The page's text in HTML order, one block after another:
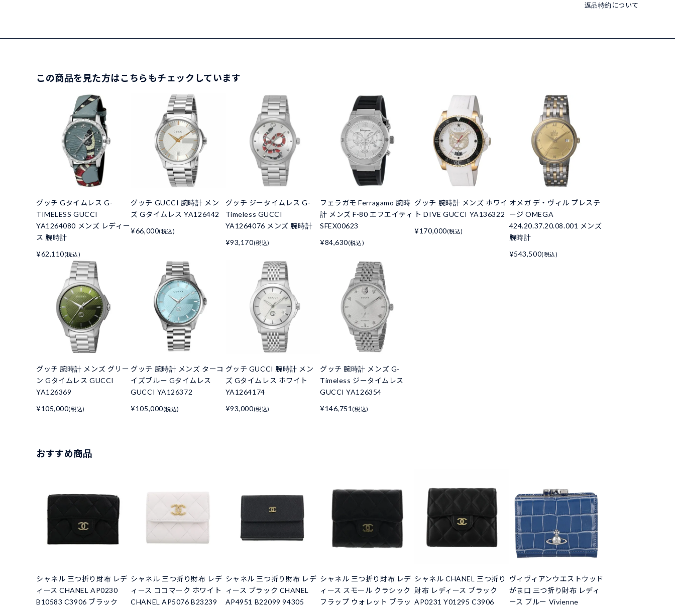
返品特約について
この商品を見た方はこちらもチェックしています
グッチ Gタイムレス G-
TIMELESS GUCCI
YA1264080 メンズ レディー
ス 腕時計
¥62,110(税込)
グッチ GUCCI 腕時計 メン
ズ Gタイムレス YA126442
¥66,000(税込)
グッチ ジータイムレス G-
Timeless GUCCI
YA1264076 メンズ 腕時計
¥93,170(税込)
フェラガモ Ferragamo 腕時
計 メンズ F-80 エフエイティ
SFEX00623
¥84,630(税込)
グッチ 腕時計 メンズ ホワイ
ト DIVE GUCCI YA136322
¥170,000(税込)
オメガ デ・ヴィル プレステ
ージ OMEGA
424.20.37.20.08.001 メンズ
腕時計
¥543,500(税込)
グッチ 腕時計 メンズ グリー
ン Gタイムレス GUCCI
YA126369
¥105,000(税込)
グッチ 腕時計 メンズ ターコ
イズブルー Gタイムレス
GUCCI YA126372
¥105,000(税込)
グッチ GUCCI 腕時計 メン
ズ Gタイムレス ホワイト
YA1264174
¥93,000(税込)
グッチ 腕時計 メンズ G-
Timeless ジータイムレス
GUCCI YA126354
¥146,751 (税込)
おすすめ商品
シャネル 三つ折り財布 レデ
ィース CHANEL AP0230
B10583 C3906 ブラック
シャネル 三つ折り財布 レデ
ィース ココマーク ホワイト
CHANEL AP5076 B23239
シャネル 三つ折り財布 レデ
ィース ブラック CHANEL
AP4951 B22099 94305
シャネル 三つ折り財布 レデ
ィース スモール クラシック
フラップ ウォレット ブラッ
シャネル CHANEL 三つ折り
財布 レディース ブラック
AP0231 Y01295 C3906
ヴィヴィアンウエストウッド
がま口 三つ折り財布 レディ
ース ブルー Vivienne